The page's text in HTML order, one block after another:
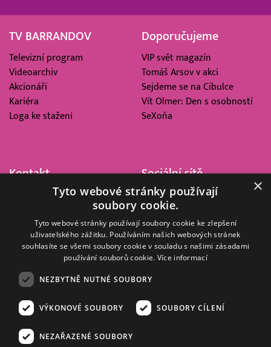
TV BARRANDOV
Televizní program
Videoarchiv
Akcionáři
Kariéra
Loga ke stažení
Doporučujeme
VIP svět magazín
Tomáš Arsov v akci
Sejdeme se na Cibulce
Vít Olmer: Den s osobností
SeXoňa
Kontakt
Barrandov Televizní Studio,
Kříženeckého nám. 322
152 00 Praha 5
IČ 416 93 311
Sociální sítě
© 2008–2026 EMPRESA MEDIA, a.s. Všechna práva vyhrazena.
Zásady ochrany osobních a dalších zpracovávaných údajů
×
Tyto webové stránky používají
soubory cookie.
Tyto webové stránky používají soubory cookie ke zlepšení
uživatelského zážitku. Používáním našich webových stránek
souhlasíte se všemi soubory cookie v souladu s našimi zásadami
používání souborů cookie. Více informací
NEZBYTNĚ NUTNÉ SOUBORY
VÝKONOVÉ SOUBORY SOUBORY CÍLENÍ
NEZAŘAZENÉ SOUBORY